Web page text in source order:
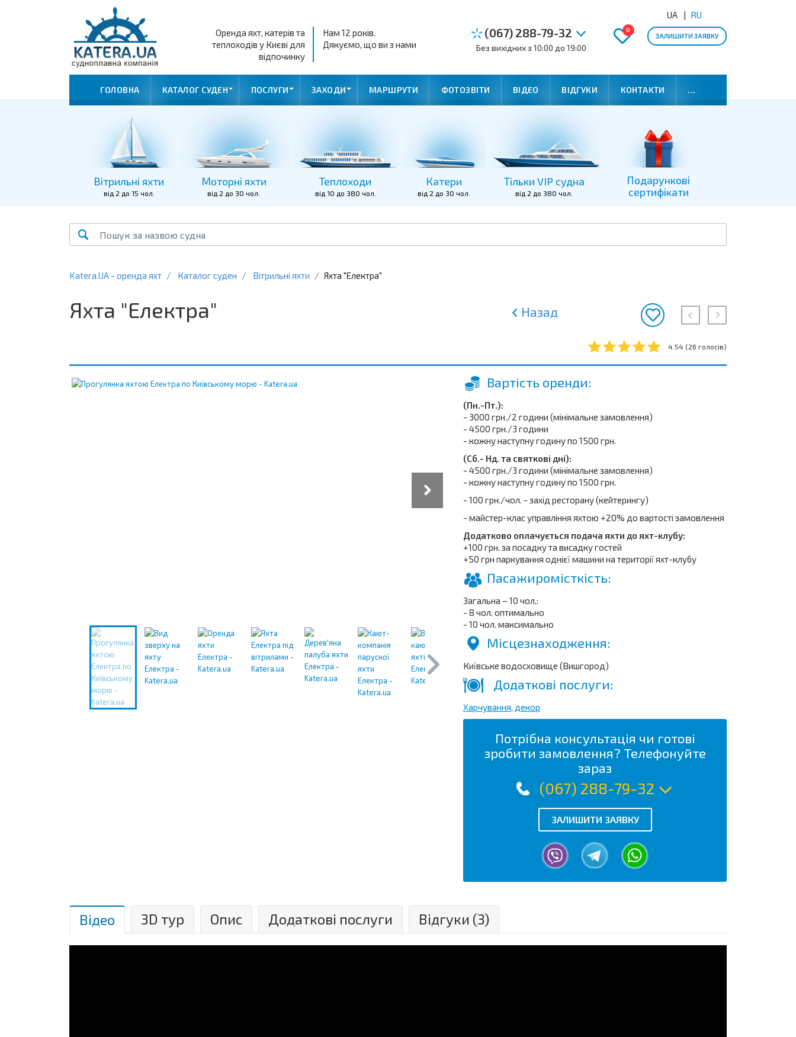
Оренда яхт, катерів та
теплоходів у Києві для
відпочинку
Нам 12 років.
Дякуємо, що ви з нами
(067) 288-79-32
Без вихідних з 10:00 до 19:00
0
UA RU
ЗАЛИШИТИ ЗАЯВКУ
ГОЛОВНА КАТАЛОГ СУДЕН ПОСЛУГИ ЗАХОДИ МАРШРУТИ ФОТОЗВІТИ ВІДЕО ВІДГУКИ КОНТАКТИ ...
Вітрильні яхти
від 2 до 15 чол.
Моторні яхти
від 2 до 30 чол.
Теплоходи
від 10 до 380 чол.
Катери
від 2 до 30 чол.
Тільки VIP судна
від 2 до 380 чол.
Подарункові
сертифікати
Katera.UA - оренда яхт Каталог суден Вітрильні яхти Яхта "Електра"
Яхта "Електра" Назад
4.54 (26 голосів)
Вартість оренди:
(Пн.-Пт.):
- 3000 грн./2 години (мінімальне замовлення)
- 4500 грн./3 години
- кожну наступну годину по 1500 грн.
(Сб.- Нд. та святкові дні):
- 4500 грн./3 години (мінімальне замовлення)
- кожну наступну годину по 1500 грн.
- 100 грн./чол. - захід ресторану (кейтерингу)
- майстер-клас управління яхтою +20% до вартості замовлення
Додатково оплачується подача яхти до яхт-клубу:
+100 грн. за посадку та висадку гостей
+50 грн паркування однієї машини на території яхт-клубу
Пасажиромісткість:
Загальна – 10 чол.:
- 8 чол. оптимально
- 10 чол. максимально
Місцезнаходження:
Київське водосховище (Вишгород)
Додаткові послуги:
Харчування, декор
Потрібна консультація чи готові
зробити замовлення? Телефонуйте
зараз
(067) 288-79-32
ЗАЛИШИТИ ЗАЯВКУ
Відео 3D тур Опис Додаткові послуги Відгуки (3)